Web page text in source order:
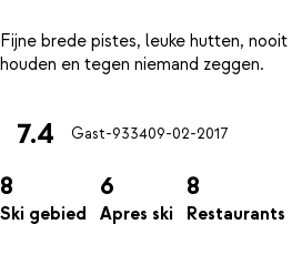
Fijne brede pistes, leuke hutten,
7.4 Gast-933409-02-2017
8
Ski gebied
6
Apres ski
8
Restaurants